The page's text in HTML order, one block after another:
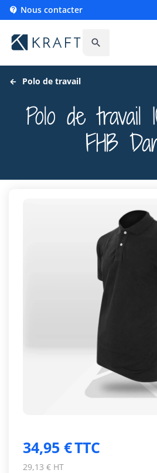
 Nous contacter

Polo de travail
Polo de travail
FHB
34,95 €TTC
29,13 € HT